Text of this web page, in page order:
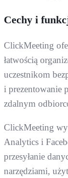
Cechy i
ClickMeeting
łatwością
uczestnikom
i prezentowanie
zdalnym
ClickMeeting
Analytics i
przesyłanie
narzędziami,